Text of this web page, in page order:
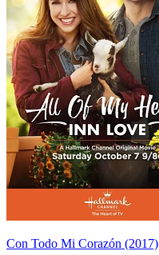
Con Todo Mi Corazón (2017)